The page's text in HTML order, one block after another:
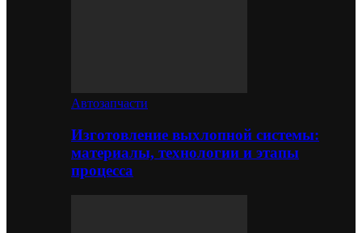
Автозапчасти
Изготовление выхлопной системы:
материалы, технологии и этапы
процесса